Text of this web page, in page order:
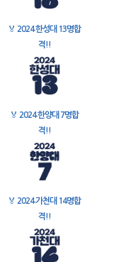
🏅 2024 한성대 13명합
격!!
🏅 2024 한양대 7명합
격!!
🏅 2024 가천대 14명합
격!!